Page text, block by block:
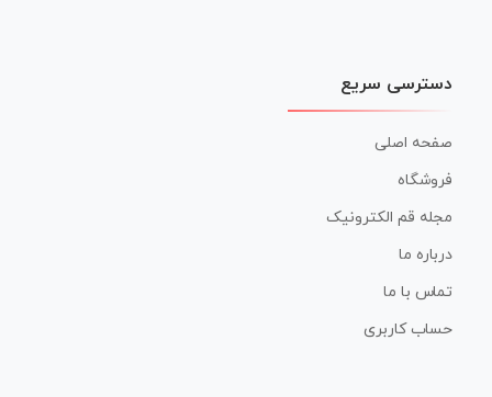
دسترسی سریع
صفحه اصلی
فروشگاه
مجله قم الکترونیک
درباره ما
تماس با ما
حساب کاربری